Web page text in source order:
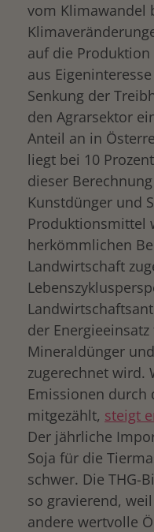
vom Klimawandel
auf die
aus
Senkung der
den Agrarsektor
Anteil an in
liegt bei 10
dieser
Kunstdünger und
Produktionsmittel
herkömmlichen
Landwirtschaft
der
Mineraldünger
zugerechnet wird.
Emissionen durch
mitgezählt, steigt
Der jährliche
Soja für die
schwer. Die THG-
so gravierend,
andere wertvolle